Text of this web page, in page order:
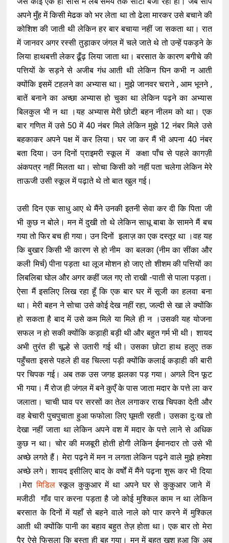
अपने मुँह में किसी मेढक को भर लेता था तो ढेला मारकर उसे बचाने की
कोशिश की जाती थी लेकिन हर बार बचाया नहीं जा सकता था। रात
में जानवर अगर रस्सी तुड़ाकर जंगल में चले जाते थे तो उन्हें पकड़ने के
लिया हाथबत्ती लेकर ढूँढ़ लिया जाता था। बरसात के कारण बगीचे की
पत्तियों के सड़ने से अजीब गंध आती थी लेकिन घिन कभी न आती
क्योंकि इसमें टहलने का अभ्यास था। मुझे जानवर चराने , आम भूनने ,
बातें बनाने का अच्छा अभ्यास हो चुका था लेकिन पढ़ने का अभ्यास
बिलकुल भी न था ।यह अभ्यास मेरी छोटी बहन नीलम को था। एक
बार गणित में उसे 50 में 40 नंबर मिले लेकिन मुझे 12 नंबर मिले उसे
बहकाकर अपने पक्ष में कर लिया। घर जा कर मैं भी अपना 40 नंबर
बता दिया। उन दिनों प्राइमरी स्कूल में कक्षा पाँच से पहले कागज़ी
अंकपत्र नहीं मिलता था। सोचा किसी को नहीं पता चलेगा लेकिन मेरे
ताऊजी उसी स्कूल में पढ़ाते थे तो बात खुल गई।
उसी दिन एक साधु आए थे मैंने उनकी इतनी सेवा कर दी कि पिता जी
भी कुछ न बोले। मन में दुखी तो थे लेकिन साधू बाबा के सामने मैं बच
गया तो फिर बच ही गया। उन दिनों इलाज़ का एक दस्तूर था ।वह यह
कि बुखार किसी भी कारण से हो नीम का बलका (नीम का सींका और
कली मिर्च) पीना पड़ता था लूज मोशन हो जाए तो शीशम की पत्तियों का
लिबलिबा घोल और अगर कहीं जल गए तो राखी -पाती से पाला पड़ता।
ऐसा मैं इसलिए लिख रहा हूँ कि एक बार घर में सूजी का हलवा बना
था। मेरी बहन ने सोचा उसे कोई देख नहीं रहा, जल्दी से खा ले क्योंकि
हो सकता है बाद में उसे कम मिले या मिले ही न ।उसकी यह योजना
सफल न हो सकी क्योंकि कड़ाही बड़ी थी और बहुत गर्म भी थी। शायद
अभी तुरंत ही चूल्हे से उतारी गई थी। उसका छोटा हाथ हलुए तक
पहुँचता इससे पहले ही वह चिल्ला पड़ी क्योंकि कलाई कड़ाही की बारी
पर चिपक गई। अब तक उस जगह झलका पड़ गया। अगले दिन फूट
भी गया। मैं रोज ही जंगल में बने कुएँ के पास जाता मदार के पत्ते ला कर
जलाता। चाची घाव पर सरसों का तेल लगाकर राख चिपका देती और
वह बेचारी पुचपुचाता हुआ फफोला लिए घूमती रहती। उसका दुःख तो
देखा नहीं जाता था लेकिन अपने वश में मदार के पत्ते लाने से अधिक
कुछ न था। चोर की मजबूरी होती होगी लेकिन ईमानदार तो उसे भी
अच्छे लगते हैं। मेरा पढ़ने में मन न लगता लेकिन पढ़ने वाले मुझे हमेशा
अच्छे लगे। शायद इसीलिए बाद के वर्षों में मैंने पढ़ना शुरू कर भी दिया
।मेरामिडिलस्कूल कुकुआर में था अपने घर से कुकुआर जाने में
मजीठी गाँव पार करना पड़ता है जो कोई मुश्किल काम न था लेकिन
बरसात के दिनों में यहाँ से बहने वाले नाले को पार करने में मुश्किल
आती थी क्योंकि पानी का बहाव बहुत तेज़ होता था। एक बार तो मेरा
पैर ऐसे फिसला कि बस्ता ही बह गया। मन में बहुत खुश हुआ कि अब